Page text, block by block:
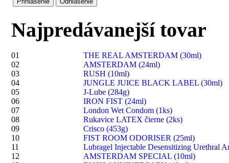
Najpredávanejší tovar
01
THE REAL AMSTERDAM (30ml)
02
AMSTERDAM (24ml)
03
RUSH (10ml)
04
JUNGLE JUICE BLACK LABEL (30ml)
05
J-Lube (284g)
06
IRON FIST (24ml)
07
London Wet Condom (1ks)
08
Rukavice LATEX čierne (2ks)
09
Crisco (453g)
10
FIST ROOM ODORISER (25ml)
11
Lubragel Injectable Desensitizing Urethral
12
AMSTERDAM SPECIAL (10ml)